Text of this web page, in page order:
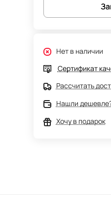
Нет в наличии
Сертификат
Рассчитать
Нашли
Хочу в подарок